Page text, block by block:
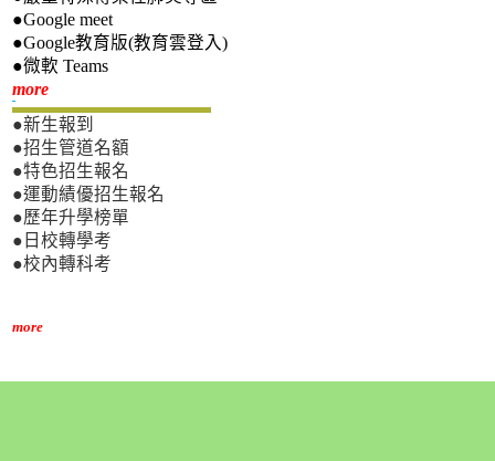
●Google meet
●Google教育版(教育雲登入)
●微軟 Teams
more新生專區
●新生報到
●招生管道名額
●特色招生報名
●運動績優招生報名
●歷年升學榜單
●日校轉學考
●校內轉科考
more